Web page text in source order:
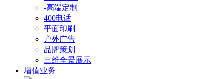
-高端定制
400电话
平面印刷
户外广告
品牌策划
三维全景展示
增值业务